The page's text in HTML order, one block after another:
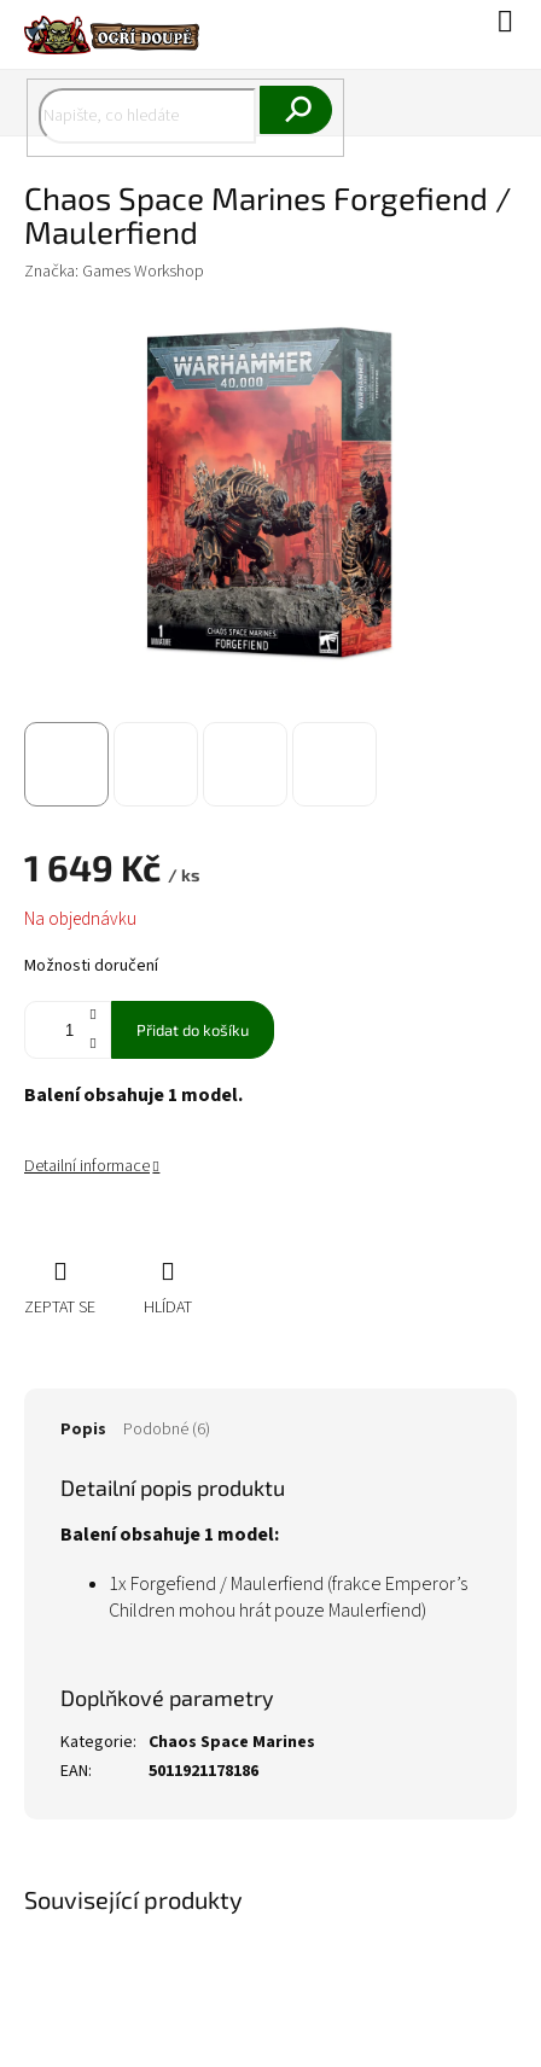
obsah
Chaos Space Marines Forgefiend /
Maulerfiend
Značka: Games Workshop
1 649 Kč / ks
Měrná
cena:
Na objednávku
Možnosti doručení
Přidat do košíku
Balení obsahuje 1 model.
Detailní informace
ZEPTAT SE HLÍDAT
Související produkty
Popis Podobné (6)
Detailní popis produktu
Balení obsahuje 1 model:
1x Forgefiend / Maulerfiend (frakce Emperor’s
Children mohou hrát pouze Maulerfiend)
Doplňkové parametry
Kategorie: Chaos Space Marines
EAN: 5011921178186